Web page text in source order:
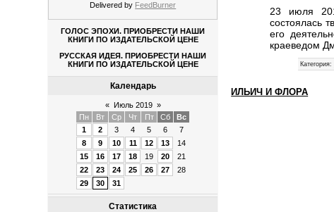
Delivered by FeedBurner
ГОЛОС ЭПОХИ. ПРИОБРЕСТИ НАШИ
КНИГИ ПО ИЗДАТЕЛЬСКОЙ ЦЕНЕ
РУССКАЯ ИДЕЯ. ПРИОБРЕСТИ НАШИ
КНИГИ ПО ИЗДАТЕЛЬСКОЙ ЦЕНЕ
Календарь
« Июль 2019 »
Пн
Вт Ср Чт Пт Сб
Вс
1
2 3 4 5 6
7
8
9 10 11 12 13
14
15
16 17 18 19 20
21
22
23 24 25 26 27
28
29
30 31
Статистика
23 июля
состоялась
его
краеведом
Категория:
ИЛЬИЧ И ФЛОРА